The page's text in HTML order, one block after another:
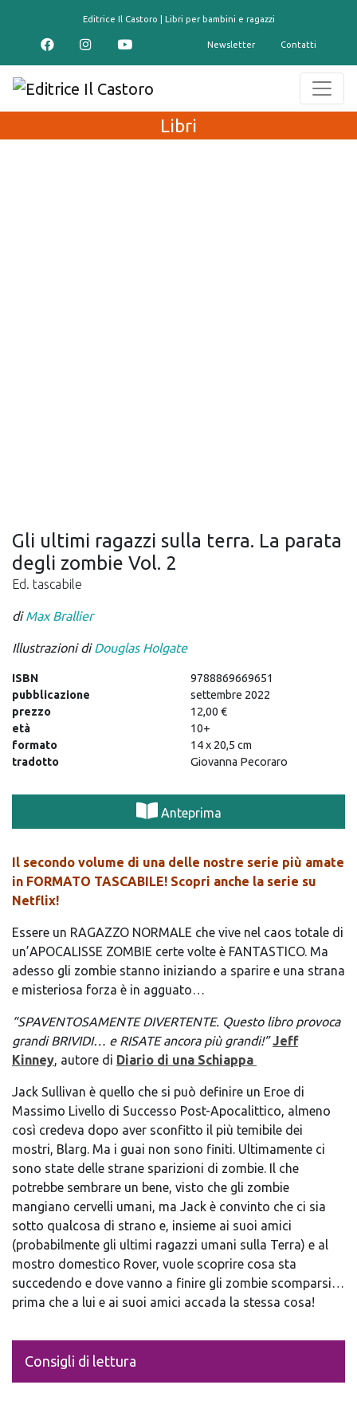
Editrice Il Castoro | Libri per bambini e ragazzi
Newsletter Contatti
Libri
Gli ultimi ragazzi sulla terra. La parata
degli zombie Vol. 2
Ed. tascabile
diMax Brallier
Illustrazioni diDouglas Holgate
ISBN
9788869669651
pubblicazione
settembre 2022
prezzo
12,00 €
età
10+
formato
14 x 20,5 cm
tradotto
Giovanna Pecoraro
Anteprima
Il secondo volume di una delle nostre serie più amate
in FORMATO TASCABILE! Scopri anche la serie su
Netflix!
Essere un RAGAZZO NORMALE che vive nel caos totale di
un’APOCALISSE ZOMBIE certe volte è FANTASTICO. Ma
adesso gli zombie stanno iniziando a sparire e una strana
e misteriosa forza è in agguato…
“SPAVENTOSAMENTE DIVERTENTE. Questo libro provoca
grandi BRIVIDI… e RISATE ancora più grandi!” Jeff
Kinney, autore di Diario di una Schiappa
Jack Sullivan è quello che si può definire un Eroe di
Massimo Livello di Successo Post-Apocalittico, almeno
così credeva dopo aver sconfitto il più temibile dei
mostri, Blarg. Ma i guai non sono finiti. Ultimamente ci
sono state delle strane sparizioni di zombie. Il che
potrebbe sembrare un bene, visto che gli zombie
mangiano cervelli umani, ma Jack è convinto che ci sia
sotto qualcosa di strano e, insieme ai suoi amici
(probabilmente gli ultimi ragazzi umani sulla Terra) e al
mostro domestico Rover, vuole scoprire cosa sta
succedendo e dove vanno a finire gli zombie scomparsi…
prima che a lui e ai suoi amici accada la stessa cosa!
Consigli di lettura